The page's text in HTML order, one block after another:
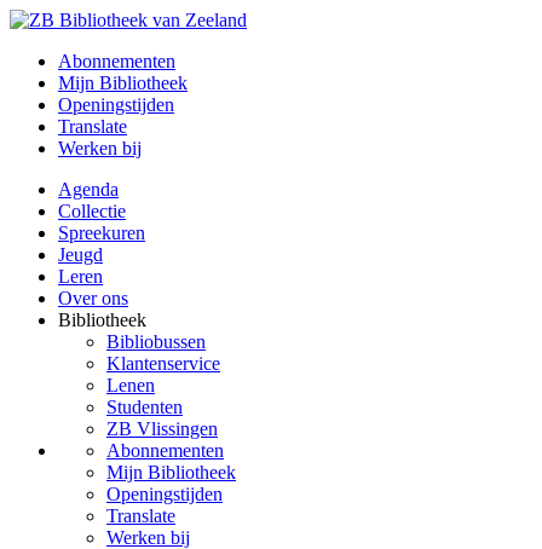
Abonnementen
Mijn Bibliotheek
Openingstijden
Translate
Werken bij
Agenda
Collectie
Spreekuren
Jeugd
Leren
Over ons
Bibliotheek
Bibliobussen
Klantenservice
Lenen
Studenten
ZB Vlissingen
Abonnementen
Mijn Bibliotheek
Openingstijden
Translate
Werken bij